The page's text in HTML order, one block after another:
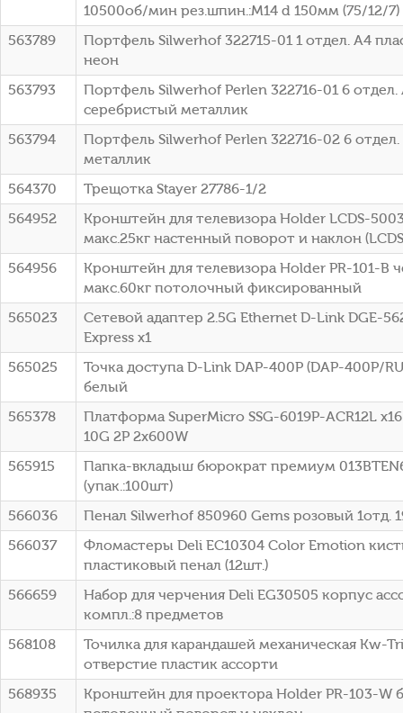
10500об/мин рез.шпин.:M14 d 150мм (75/12/7)
563789
Портфель Silwerhof 322715-01 1 отдел. A4
неон
563793
Портфель Silwerhof Perlen 322716-01 6 отдел.
серебристый металлик
563794
Портфель Silwerhof Perlen 322716-02 6
металлик
564370
Трещотка Stayer 27786-1/2
564952
Кронштейн для телевизора Holder LCDS-
макс.25кг настенный поворот и наклон
564956
Кронштейн для телевизора Holder PR-101-B
макс.60кг потолочный фиксированный
565023
Сетевой адаптер 2.5G Ethernet D-Link DGE-
Express x1
565025
Точка доступа D-Link DAP-400P (DAP-400P/
белый
565378
Платформа SuperMicro SSG-6019P-ACR12L
10G 2P 2x600W
565915
Папка-вкладыш бюрократ премиум
(упак.:100шт)
566036
Пенал Silwerhof 850960 Gems розовый 1отд.
566037
Фломастеры Deli EC10304 Color Emotion
пластиковый пенал (12шт.)
566659
Набор для черчения Deli EG30505 корпус
компл.:8 предметов
568108
Точилка для карандашей механическая Kw-
отверстие пластик ассорти
568935
Кронштейн для проектора Holder PR-103-W